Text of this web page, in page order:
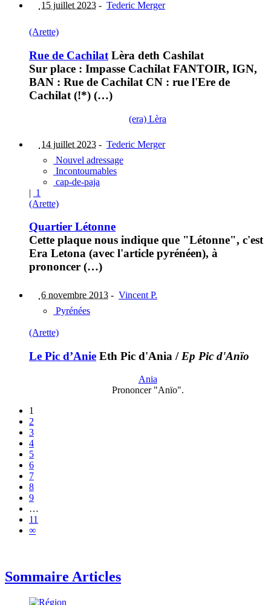
15 juillet 2023 - Tederic Merger
(Arette)
Rue de Cachilat Lèra deth Cashilat
Sur place : Impasse Cachilat FANTOIR, IGN,
BAN : Rue de Cachilat CN : rue l'Ere de
Cachilat (!*) (…)
(era) Lèra
14 juillet 2023 - Tederic Merger
Nouvel adressage
Incontournables
cap-de-paja
| 1
(Arette)
Quartier Létonne
Cette plaque nous indique que "Létonne", c'est
Era Letona (avec l'article pyrénéen), à
prononcer (…)
6 novembre 2013 - Vincent P.
Pyrénées
(Arette)
Le Pic d’Anie Eth Pic d'Ania / Ep Pic d'Anïo
Ania
Prononcer "Anïo".
1
2
3
4
5
6
7
8
9
…
11
∞
Sommaire Articles